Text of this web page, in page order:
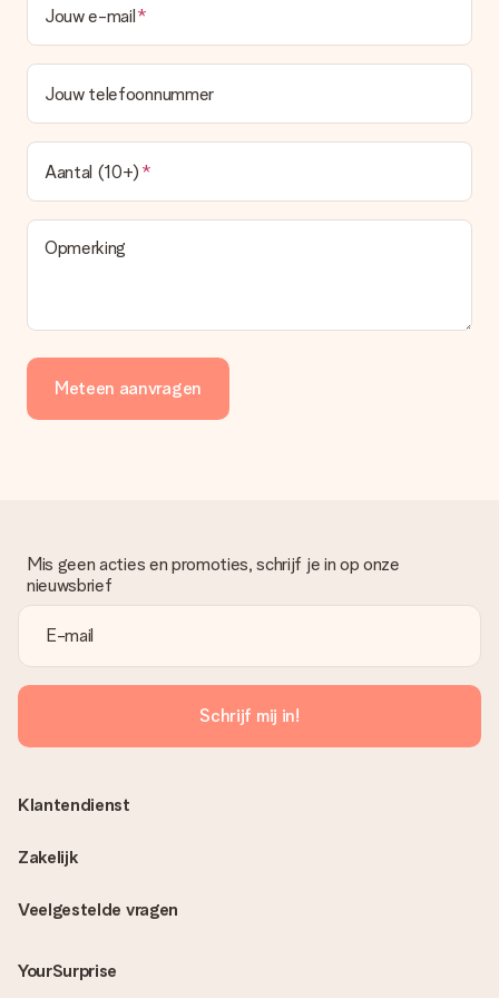
Jouw e-mail
Jouw telefoonnummer
Aantal (10+)
Opmerking
Meteen aanvragen
Mis geen acties en promoties, schrijf je in op onze
nieuwsbrief
Schrijf mij in!
Veelgestelde vragen
YourSurprise
Klantendienst
Zakelijk